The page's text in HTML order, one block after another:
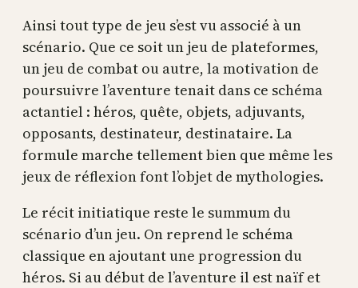
Ainsi tout type de jeu s’est vu associé à un
scénario. Que ce soit un jeu de plateformes,
un jeu de combat ou autre, la motivation de
poursuivre l’aventure tenait dans ce schéma
actantiel : héros, quête, objets, adjuvants,
opposants, destinateur, destinataire. La
formule marche tellement bien que même les
jeux de réflexion font l’objet de mythologies.
Le récit initiatique reste le summum du
scénario d’un jeu. On reprend le schéma
classique en ajoutant une progression du
héros. Si au début de l’aventure il est naïf et